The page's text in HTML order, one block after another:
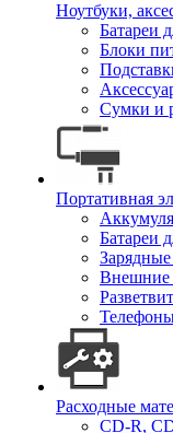
Ноутбуки,
Батареи
Блоки
Сумки и
Портативная
Батареи
Внешние
Расходные
CD-R,